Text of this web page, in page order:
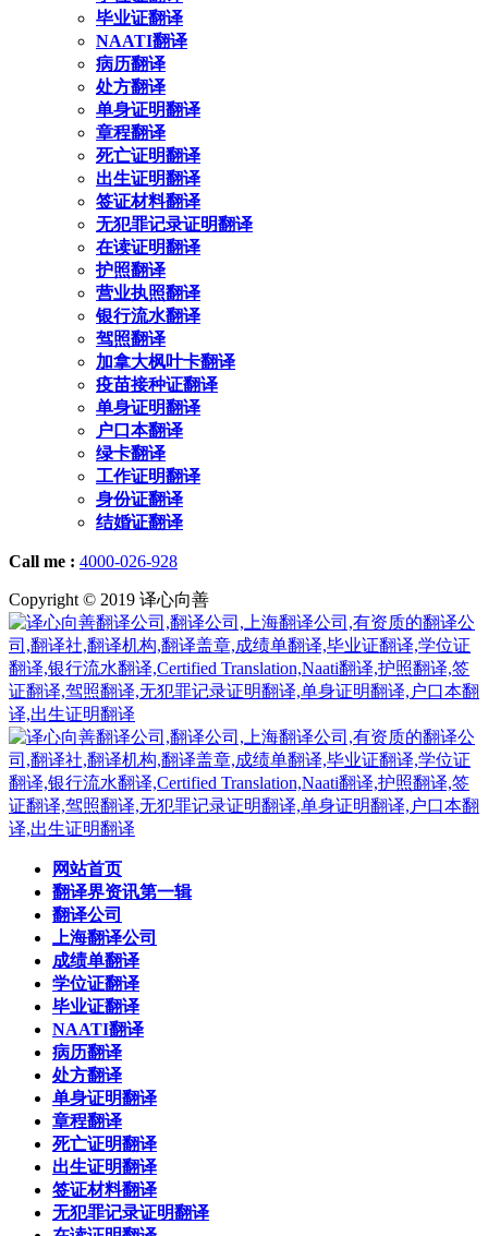
毕业证翻译
NAATI翻译
病历翻译
处方翻译
单身证明翻译
章程翻译
死亡证明翻译
出生证明翻译
签证材料翻译
无犯罪记录证明翻译
在读证明翻译
护照翻译
营业执照翻译
银行流水翻译
驾照翻译
加拿大枫叶卡翻译
疫苗接种证翻译
单身证明翻译
户口本翻译
绿卡翻译
工作证明翻译
身份证翻译
结婚证翻译
Call me : 4000-026-928
Copyright © 2019 译心向善
网站首页
翻译界资讯第一辑
翻译公司
上海翻译公司
成绩单翻译
学位证翻译
毕业证翻译
NAATI翻译
病历翻译
处方翻译
单身证明翻译
章程翻译
死亡证明翻译
出生证明翻译
签证材料翻译
无犯罪记录证明翻译